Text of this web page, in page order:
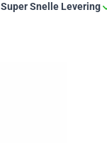
Super Snelle Levering